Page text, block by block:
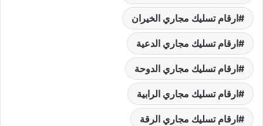
ارقام تسليك مجاري الخيران
ارقام تسليك مجاري الدعية
ارقام تسليك مجاري الدوحة
ارقام تسليك مجاري الرابية
ارقام تسليك مجاري الرقة